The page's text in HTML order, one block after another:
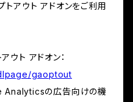
アウト アドオンをご利用
ウト アドオン：
gaoptout
Analyticsの広告向けの機